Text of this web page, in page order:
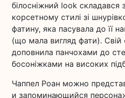
білосніжний look складався
корсетному стилі зі
фатину, яка пасувала до її
(що мала вигляд фати). Свій
доповнила панчохами до
босоніжками на високих
Чаппел Роан можно
и запоминающийся